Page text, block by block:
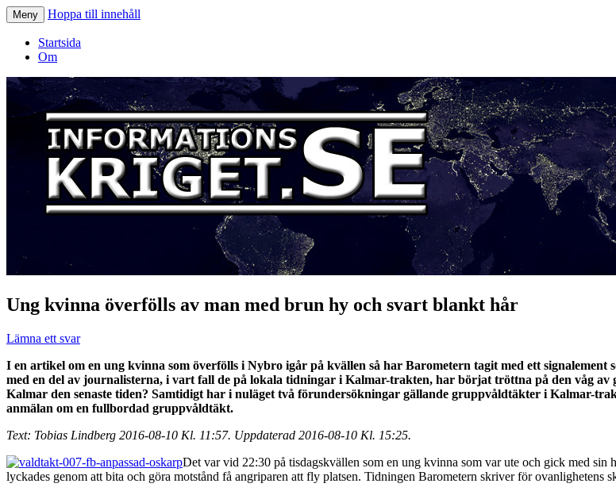
Informationskriget.se
Meny Hoppa till innehåll
Startsida
Om
Ung kvinna överfölls av man med brun hy och svart blankt hår
Lämna ett svar
I en artikel om en ung kvinna som överfölls i Nybro igår på kvällen så har Barometern tagit med ett
med en del av journalisterna, i vart fall de på lokala tidningar i Kalmar-trakten, har börjat tröttna på den våg
Kalmar den senaste tiden? Samtidigt har i nuläget två förundersökningar gällande gruppvåldtäkter i Kalmar-
anmälan om en fullbordad gruppvåldtäkt.
Text: Tobias Lindberg 2016-08-10 Kl. 11:57. Uppdaterad 2016-08-10 Kl. 15:25.
Det var vid 22:30 på tisdagskvällen som en ung kvinna som var ute och gick med
lyckades genom att bita och göra motstånd få angriparen att fly platsen. Tidningen Barometern skriver för ovanlighetens